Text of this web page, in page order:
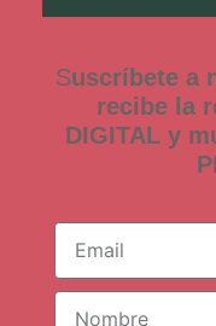
Suscríbete a
recibe la
DIGITAL y